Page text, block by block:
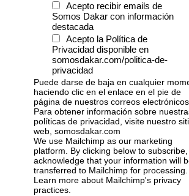
Acepto recibir emails de
Somos Dakar con información
destacada
Acepto la Política de
Privacidad disponible en
somosdakar.com/politica-de-
privacidad
Puede darse de baja en cualquier
haciendo clic en el enlace en el pie de
página de nuestros correos electrónicos.
Para obtener información sobre
políticas de privacidad, visite nuestro
web, somosdakar.com
We use Mailchimp as our marketing
platform. By clicking below to
acknowledge that your information will
transferred to Mailchimp for processing.
Learn more about Mailchimp's privacy
practices.